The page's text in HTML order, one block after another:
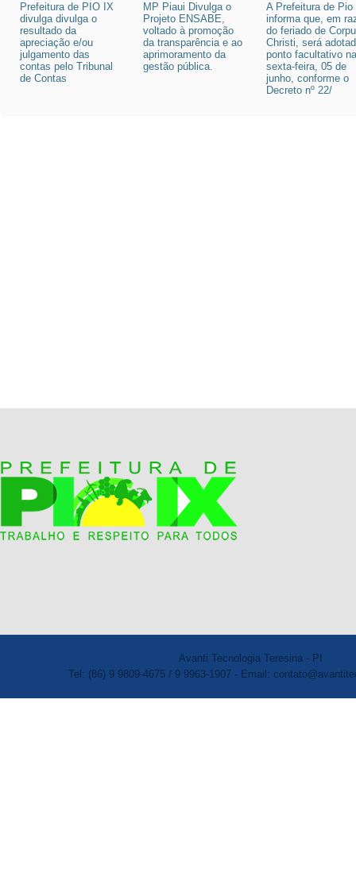
Prefeitura de PIO IX
divulga divulga o
resultado da
apreciação e/ou
julgamento das
contas pelo Tribunal
de Contas
MP Piaui Divulga o
Projeto ENSABE,
voltado à promoção
da transparência e ao
aprimoramento da
gestão pública.
A Prefeitura de Pio
informa que, em
do feriado de
Christi, será
ponto facultativo na
sexta-feira, 05 de
junho, conforme o
Decreto nº 22/
Avanti Tecnologia Teresina - PI
Tel: (86) 9 9809-4675 / 9 9963-1907 - Email: